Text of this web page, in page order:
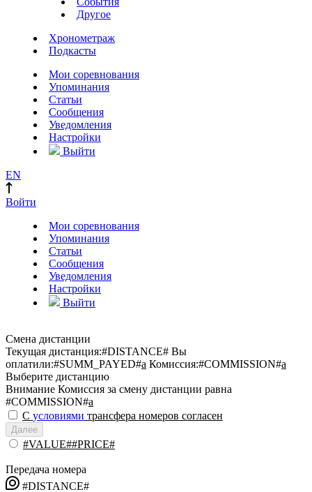
Другое
Хронометраж
Подкасты
Мои соревнования
Упоминания
Статьи
Сообщения
Уведомления
Настройки
Выйти
EN
Войти
Мои соревнования
Упоминания
Статьи
Сообщения
Уведомления
Настройки
Выйти
Смена дистанции
Текущая дистанция:#DISTANCE# Вы
оплатили:#SUMM_PAYED#a Комиссия:#COMMISSION#a
Выберите дистанцию
Внимание Комиссия за смену дистанции равна
#COMMISSION#a
С условиями трансфера номеров согласен
Далее
#VALUE##PRICE#
Передача номера
#DISTANCE#